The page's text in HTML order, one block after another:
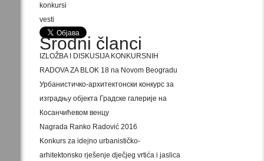
konkursi
vesti
Srodni članci
IZLOŽBA I DISKUSIJA KONKURSNIH
RADOVA ZA BLOK 18 na Novom Beogradu
Урбанистичко-архитектонски конкурс за
изградњу објекта Градске галерије на
Косанчићевом венцу
Nagrada Ranko Radović 2016
Konkurs za idejno urbanističko-
arhitektonsko rješenje dječjeg vrtića i jaslica